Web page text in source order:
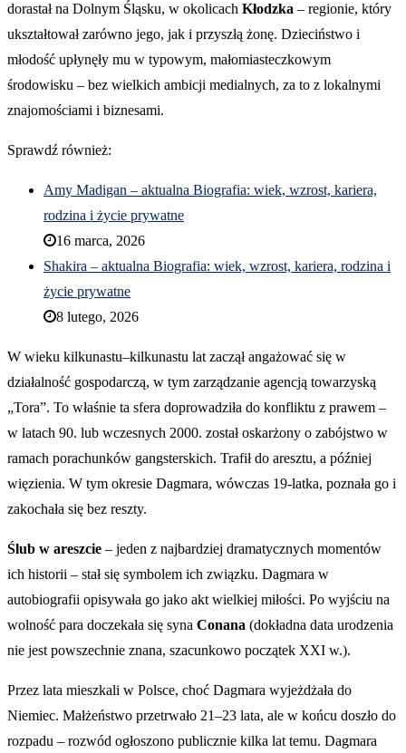
dorastał na Dolnym Śląsku, w okolicach Kłodzka – regionie, który
ukształtował zarówno jego, jak i przyszłą żonę. Dzieciństwo i
młodość upłynęły mu w typowym, małomiasteczkowym
środowisku – bez wielkich ambicji medialnych, za to z lokalnymi
znajomościami i biznesami.
Sprawdź również:
Amy Madigan – aktualna Biografia: wiek, wzrost, kariera,
rodzina i życie prywatne
16 marca, 2026
Shakira – aktualna Biografia: wiek, wzrost, kariera, rodzina i
życie prywatne
8 lutego, 2026
W wieku kilkunastu–kilkunastu lat zaczął angażować się w
działalność gospodarczą, w tym zarządzanie agencją towarzyską
„Tora”. To właśnie ta sfera doprowadziła do konfliktu z prawem –
w latach 90. lub wczesnych 2000. został oskarżony o zabójstwo w
ramach porachunków gangsterskich. Trafił do aresztu, a później
więzienia. W tym okresie Dagmara, wówczas 19-latka, poznała go i
zakochała się bez reszty.
Ślub w areszcie – jeden z najbardziej dramatycznych momentów
ich historii – stał się symbolem ich związku. Dagmara w
autobiografii opisywała go jako akt wielkiej miłości. Po wyjściu na
wolność para doczekała się syna Conana (dokładna data urodzenia
nie jest powszechnie znana, szacunkowo początek XXI w.).
Przez lata mieszkali w Polsce, choć Dagmara wyjeżdżała do
Niemiec. Małżeństwo przetrwało 21–23 lata, ale w końcu doszło do
rozpadu – rozwód ogłoszono publicznie kilka lat temu. Dagmara